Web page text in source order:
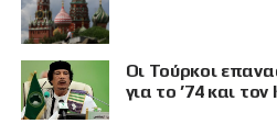
Οι Τούρκοι
για το ’74 και